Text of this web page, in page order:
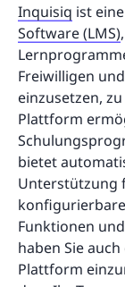
Inquisiq ist
Software (LMS)
Freiwilligen
einzusetzen,
Plattform
bietet
Unterstützung
Funktionen
haben Sie
Plattform